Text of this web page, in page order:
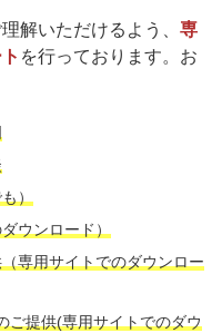
解いただけるよう、 専
を行っております。お
）
ウンロード）
専用サイトでのダウンロー
ご提供(専用サイトでのダウ